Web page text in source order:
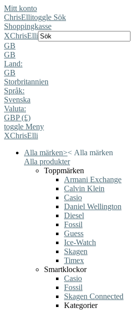
Mitt konto
ChrisEllitoggle Sök
Shoppingkasse
XChrisElli
GB
GB
Land:
GB
Storbritannien
Språk:
Svenska
Valuta:
GBP (£)
toggle Meny
XChrisElli
Alla märken>< Alla märken
Alla produkter
Toppmärken
Armani Exchange
Calvin Klein
Casio
Daniel Wellington
Diesel
Fossil
Guess
Ice-Watch
Skagen
Timex
Smartklockor
Casio
Fossil
Skagen Connected
Kategorier